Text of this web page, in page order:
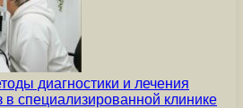
диагностики и лечения
в специализированной клинике